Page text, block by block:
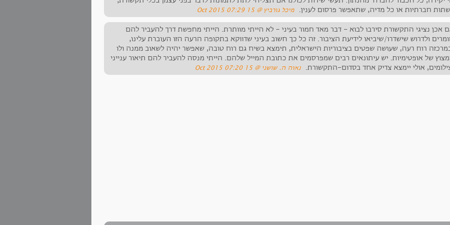
חברתיות או כל מדיה, שתאפשר פרסום לענין.
‏מיכל גורביץ ‏@ 15 Oct 2015 07:29
אכן נציגי התקשורת סירבו לבוא - דבר מאד חמור בעיני - לא הייתי מוותרת. הייתי מחפשת דרך להעביר להם
ולדרוש שישדרו/שיביאו לידיעת הציבור. זה כל כך חשוב בעיני שדווקא בתקופה הרעה הזו העוברת עלינו,
רוח רעה, שעושה שפטים בציבוריות הישראלית, תימצא בשיח גם רוח טובה, שאפשר יהיה לשאוב ממנה ולו
של אופטימיות. יש עיתונאים רבים שמפרסמים את כתובת המייל שלהם. הייתי מנסה להעביר להם תיאור ענייני
אולי יימצא צדיק אחד בסדום-התקשורת.
‏נאוה ה. שושני ‏@ 15 Oct 2015 07:20